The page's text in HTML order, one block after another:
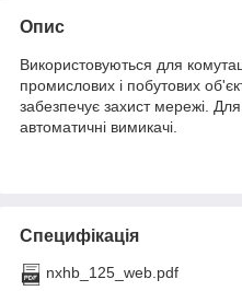
Опис
Використовуються для
промислових і побутових
забезпечує захист мережі.
автоматичні вимикачі.
Специфікація
nxhb_125_web.pdf